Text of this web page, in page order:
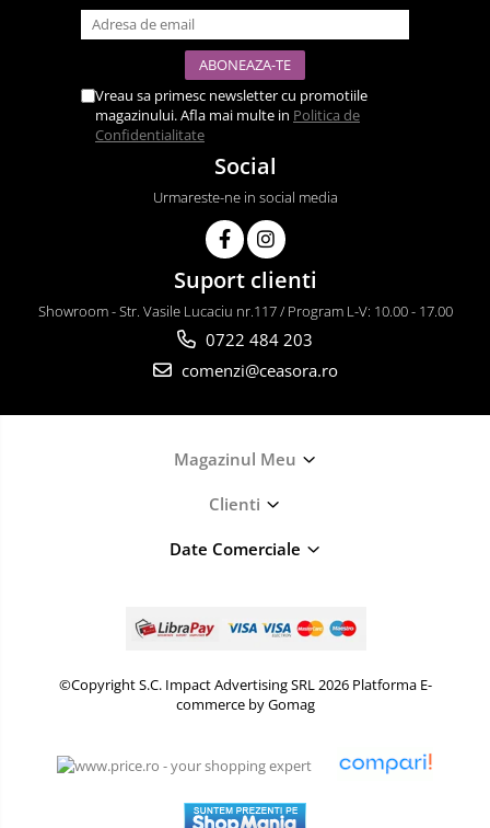
Vreau sa primesc newsletter cu promotiile
magazinului. Afla mai multe in Politica de
Confidentialitate
Social
Urmareste-ne in social media
Suport clienti
Showroom - Str. Vasile Lucaciu nr.117 / Program L-V: 10.00 - 17.00
0722 484 203
comenzi@ceasora.ro
Magazinul Meu
Clienti
Date Comerciale
©Copyright S.C. Impact Advertising SRL 2026 Platforma E-
commerce by Gomag